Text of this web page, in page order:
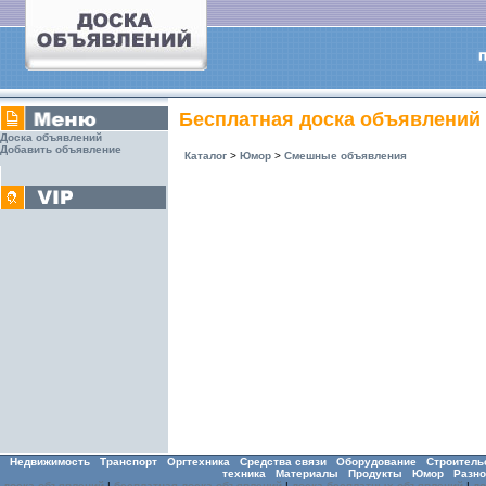
Доска объявлений
Добавить объявление
Бесплатная доска объявлений
Каталог > Юмор > Смешные объявления
Недвижимость Транспорт Оргтехника Средства связи Оборудование
техника
Материалы Продукты Юмор